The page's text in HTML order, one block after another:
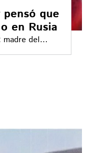
que
en Rusia
madre del